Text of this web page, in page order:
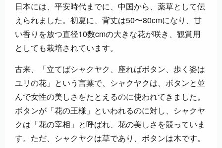
日本には、平安時代までに、中国から、薬草として伝
えられました。初夏に、背丈は50〜80cmになり、甘
い香りを放つ直径10数cmの大きな花が咲き、観賞用
としても栽培されています。
古来、「立てばシャクヤク、座ればボタン、歩く姿は
ユリの花」という言葉で、シャクヤクは、ボタンと並
んで女性の美しさをたとえるのに使われてきました。
ボタンが「花の王様」といわれるのに対し、シャクヤ
クは「花の宰相」と呼ばれ、花の美しさを競っていま
す。ただ、シャクヤクは草であり、ボタンは木です。